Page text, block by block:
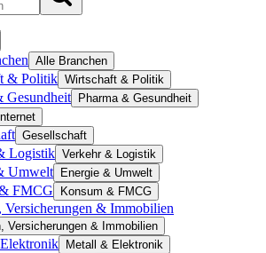
Alle Branchen
& Politik Wirtschaft & Politik
Gesundheit Pharma & Gesundheit
Internet
Gesellschaft
Logistik Verkehr & Logistik
Umwelt Energie & Umwelt
FMCG Konsum & FMCG
Versicherungen & Immobilien
Versicherungen & Immobilien
Metall & Elektronik